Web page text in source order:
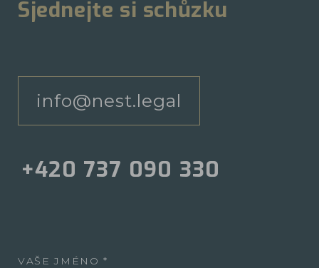
Sjednejte si schůzku
info@nest.legal
+420 737 090 330
VAŠE JMÉNO